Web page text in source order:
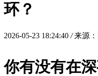
环？
2026-05-23 18:24:40 / 来源
你有没有在